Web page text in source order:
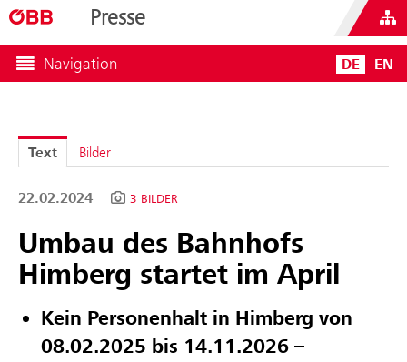
Presse
Navigation DE EN
Text Bilder
22.02.2024 3 BILDER
Umbau des Bahnhofs
Himberg startet im April
Kein Personenhalt in Himberg von
08.02.2025 bis 14.11.2026 –